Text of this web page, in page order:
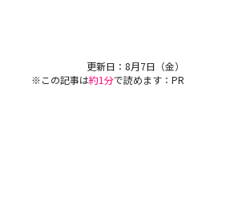
更新日： 8月7日（金）
※この記事は約1分で読めます：PR